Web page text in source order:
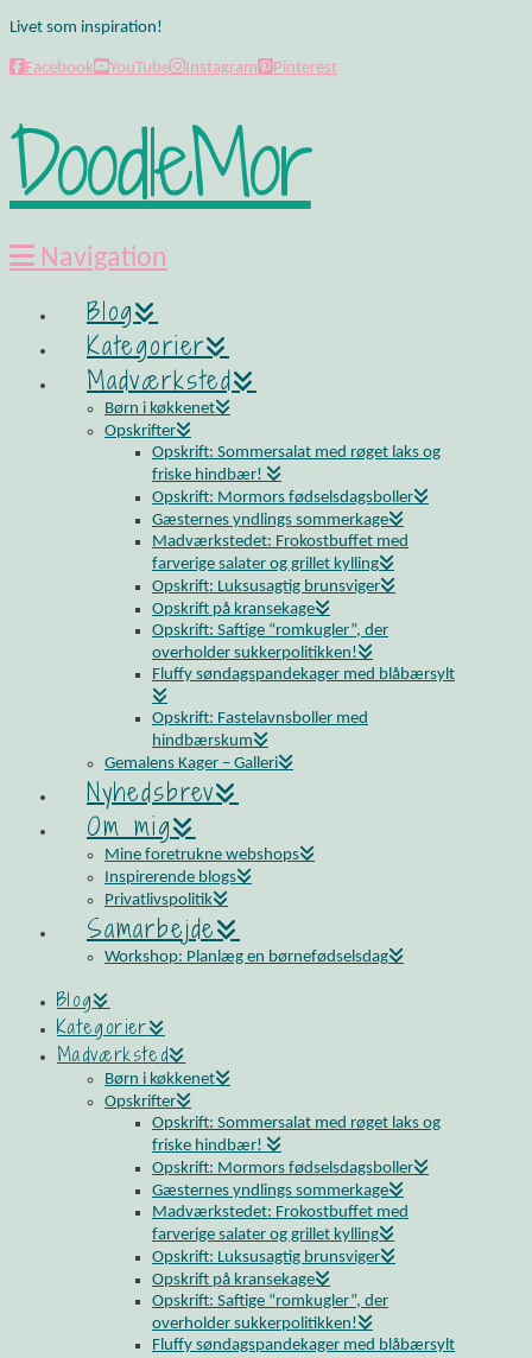
Livet som inspiration!
Facebook YouTube Instagram Pinterest
DoodleMor
Navigation
Blog
Kategorier
Madværksted
Børn i køkkenet
Opskrifter
Opskrift: Sommersalat med røget laks og
friske hindbær!
Opskrift: Mormors fødselsdagsboller
Gæsternes yndlings sommerkage
Madværkstedet: Frokostbuffet med
farverige salater og grillet kylling
Opskrift: Luksusagtig brunsviger
Opskrift på kransekage
Opskrift: Saftige “romkugler”, der
overholder sukkerpolitikken!
Fluffy søndagspandekager med blåbærsylt
Opskrift: Fastelavnsboller med
hindbærskum
Gemalens Kager – Galleri
Nyhedsbrev
Om mig
Mine foretrukne webshops
Inspirerende blogs
Privatlivspolitik
Samarbejde
Workshop: Planlæg en børnefødselsdag
Blog
Kategorier
Madværksted
Børn i køkkenet
Opskrifter
Opskrift: Sommersalat med røget laks og
friske hindbær!
Opskrift: Mormors fødselsdagsboller
Gæsternes yndlings sommerkage
Madværkstedet: Frokostbuffet med
farverige salater og grillet kylling
Opskrift: Luksusagtig brunsviger
Opskrift på kransekage
Opskrift: Saftige “romkugler”, der
overholder sukkerpolitikken!
Fluffy søndagspandekager med blåbærsylt